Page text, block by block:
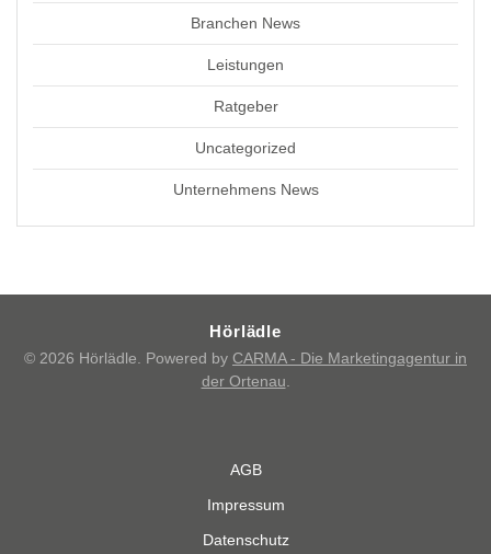
Branchen News
Leistungen
Ratgeber
Uncategorized
Unternehmens News
Hörlädle
© 2026 Hörlädle. Powered by CARMA - Die Marketingagentur in
der Ortenau
AGB
Impressum
Datenschutz